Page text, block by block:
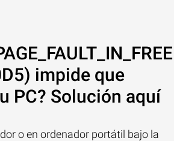
impide que
PC? Solución aquí
o en ordenador portátil bajo la